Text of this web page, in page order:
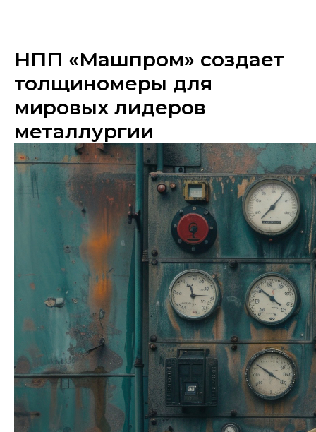
НПП «Машпром» создает
толщиномеры для
мировых лидеров
металлургии